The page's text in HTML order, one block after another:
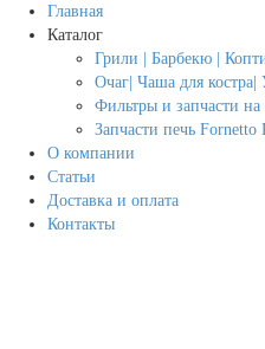
Главная
Каталог
Грили | Барбекю |
Очаг| Чаша для
Фильтры и запчасти
Запчасти печь
О компании
Статьи
Доставка и оплата
Контакты